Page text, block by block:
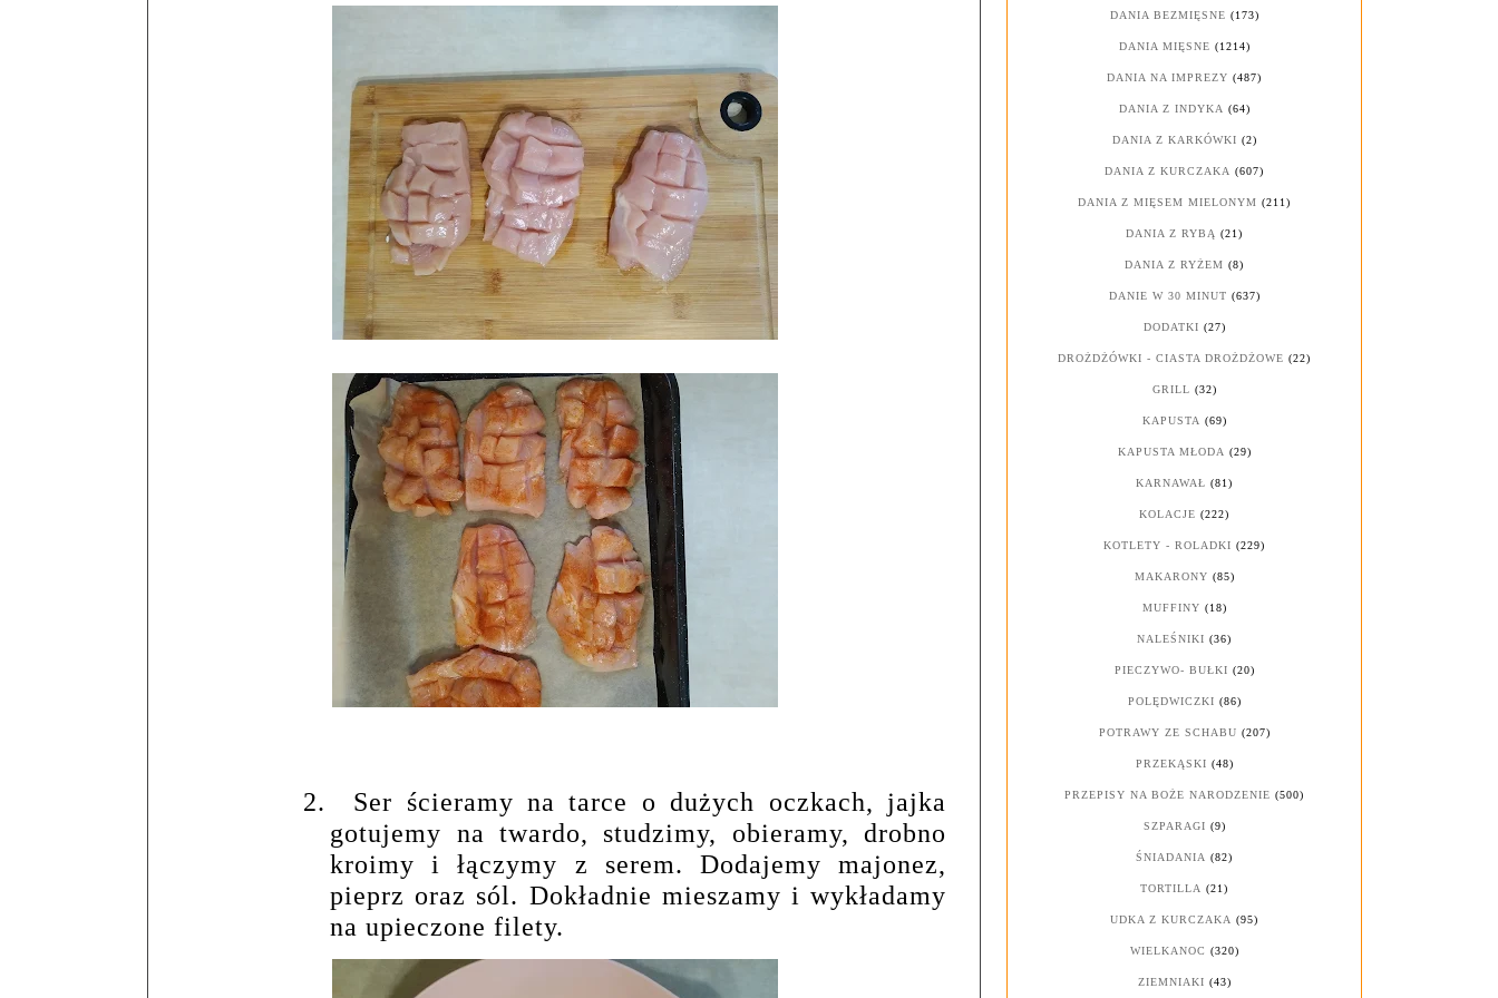
2.
Ser ścieramy na tarce o dużych oczkach, jajka
gotujemy na twardo, studzimy, obieramy, drobno
kroimy i łączymy z serem. Dodajemy majonez,
pieprz oraz sól. Dokładnie mieszamy i wykładamy
na upieczone filety.
DANIA BEZMIĘSNE (173)
DANIA MIĘSNE (1214)
DANIA NA IMPREZY (487)
DANIA Z INDYKA (64)
DANIA Z KARKÓWKI (2)
DANIA Z KURCZAKA (607)
DANIA Z MIĘSEM MIELONYM (211)
DANIA Z RYBĄ (21)
DANIA Z RYŻEM (8)
DANIE W 30 MINUT (637)
DODATKI (27)
DROŻDŻÓWKI - CIASTA DROŻDŻOWE (22)
GRILL (32)
KAPUSTA (69)
KAPUSTA MŁODA (29)
KARNAWAŁ (81)
KOLACJE (222)
KOTLETY - ROLADKI (229)
MAKARONY (85)
MUFFINY (18)
NALEŚNIKI (36)
PIECZYWO- BUŁKI (20)
POLĘDWICZKI (86)
POTRAWY ZE SCHABU (207)
PRZEKĄSKI (48)
PRZEPISY NA BOŻE NARODZENIE (500)
SZPARAGI (9)
ŚNIADANIA (82)
TORTILLA (21)
UDKA Z KURCZAKA (95)
WIELKANOC (320)
ZIEMNIAKI (43)